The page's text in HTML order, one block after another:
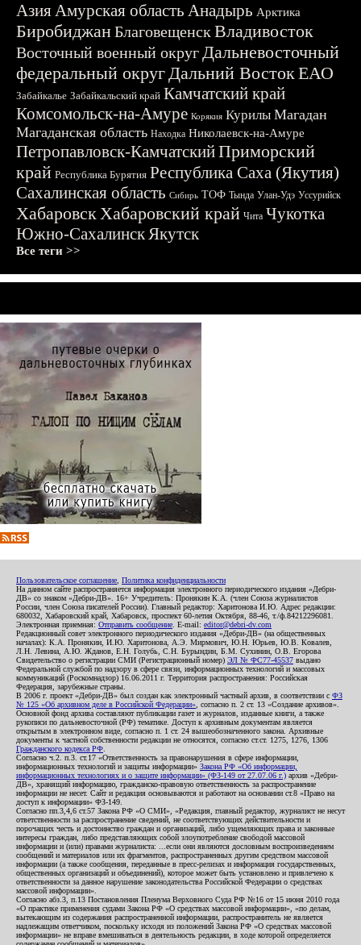
АзияАмурская область Анадырь Арктика
БиробиджанБлаговещенскВладивосток
Восточный военный округДальневосточный
федеральный округДальний ВостокЕАО
Забайкалье Забайкальский край Камчатский край
Комсомольск-на-Амуре Корякия Курилы Магадан
Магаданская область Находка Николаевск-на-Амуре
Петропавловск-КамчатскийПриморский
край Республика Бурятия Республика Саха (Якутия)
Сахалинская область Сибирь ТОФ Тында Улан-Удэ Уссурийск
ХабаровскХабаровский край Чита Чукотка
Южно-СахалинскЯкутск
Все теги >>
Пользовательское соглашение Политика конфиденциальности
На данном сайте распространяется информация электронного периодического издания «Дебри-
ДВ» со знаком «Дебри-ДВ». 16+ Учредитель: Пронякин К.А. (член Союза журналистов
России, член Союза писателей России). Главный редактор: Харитонова И.Ю. Адрес редакции:
680032, Хабаровский край, Хабаровск, проспект 60-летия Октября, 88-46, т./ф.84212296081.
Электронная приемная: Отправить сообщение . E-mail: editor@debri-dv.com
Редакционный совет электронного периодического издания «Дебри-ДВ» (на общественных
началах): К.А. Пронякин, И.Ю. Харитонова, А.Э. Мирмович, Ю.Н. Юрьев, Ю.В. Ковалев,
Л.Н. Левина, А.Ю. Жданов, Е.Н. Голубь, С.Н. Бурындин, Б.М. Сухинин, О.В. Егорова
Свидетельство о регистрации СМИ (Регистрационный номер) ЭЛ № ФС77-45537 выдано
Федеральной службой по надзору в сфере связи, информационных технологий и массовых
коммуникаций (Роскомнадзор) 16.06.2011 г. Территория распространения: Российская
Федерация, зарубежные страны.
В 2006 г. проект «Дебри-ДВ» был создан как электронный частный архив, в соответствии с ФЗ
№ 125 «Об архивном деле в Российской Федерации» , согласно п. 2 ст. 13 «Создание архивов».
Основной фонд архива составляют публикации газет и журналов, изданные книги, а также
рукописи по дальневосточной (РФ) тематике. Доступ к архивным документам является
открытым в электронном виде, согласно п. 1 ст. 24 вышеобозначенного закона. Архивные
документы к частной собственности редакции не относятся, согласно ст.ст. 1275, 1276, 1306
Гражданского кодекса РФ
Согласно ч.2. п.3. ст.17 «Ответственность за правонарушения в сфере информации,
информационных технологий и защиты информации» Закона РФ «Об информации,
информационных технологиях и о защите информации» (ФЗ-149 от 27.07.06 г.) архив «Дебри-
ДВ», хранящий информацию, гражданско-правовую ответственность за распространение
информации не несет. Сайт и редакция основываются и работают на основании ст.8 «Право на
доступ к информации» ФЗ-149.
Согласно пп.3,4,6 ст.57 Закона РФ «О СМИ», «Редакция, главный редактор, журналист не несут
ответственности за распространение сведений, не соответствующих действительности и
порочащих честь и достоинство граждан и организаций, либо ущемляющих права и законные
интересы граждан, либо представляющих собой злоупотребление свободой массовой
информации и (или) правами журналиста: ...если они являются дословным воспроизведением
сообщений и материалов или их фрагментов, распространенных другим средством массовой
информации (а также сообщения, переданные в пресс-релизах и информация государственных,
общественных организаций и объединений), которое может быть установлено и привлечено к
ответственности за данное нарушение законодательства Российской Федерации о средствах
массовой информации».
Согласно абз.3, п.13 Постановления Пленума Верховного Суда РФ №16 от 15 июня 2010 года
«О практике применения судами Закона РФ «О средствах массовой информации», «по делам,
вытекающим из содержания распространенной информации, распространитель не является
надлежащим ответчиком, поскольку исходя из положений Закона РФ «О средствах массовой
информации» не вправе вмешиваться в деятельность редакции, в ходе которой определяется